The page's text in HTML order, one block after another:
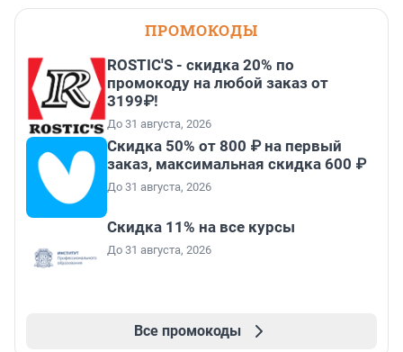
ПРОМОКОДЫ
ROSTIC'S - скидка 20% по
промокоду на любой заказ от
3199₽!
До 31 августа, 2026
Скидка 50% от 800 ₽ на первый
заказ, максимальная скидка 600 ₽
До 31 августа, 2026
Скидка 11% на все курсы
До 31 августа, 2026
Все промокоды